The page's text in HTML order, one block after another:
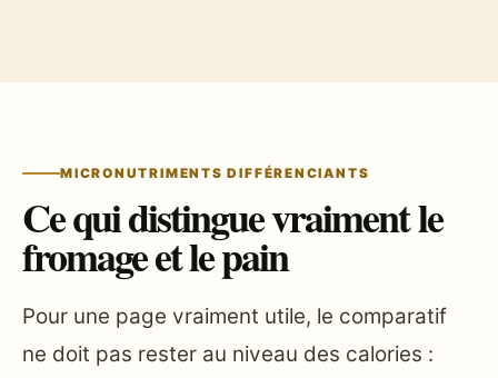
MICRONUTRIMENTS DIFFÉRENCIANTS
Ce qui distingue vraiment le
fromage et le pain
Pour une page vraiment utile, le comparatif
ne doit pas rester au niveau des calories :